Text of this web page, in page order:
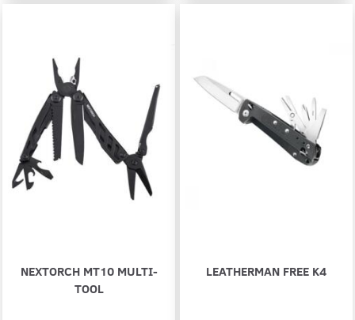
NEXTORCH MT10 MULTI-
TOOL
LEATHERMAN FREE K4